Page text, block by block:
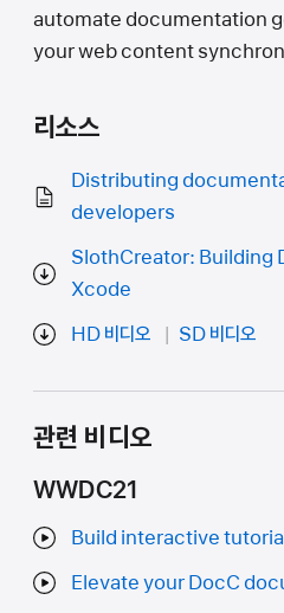
automate documentation
your web content
리소스
Distributing
developers
SlothCreator: Building
Xcode
HD 비디오
SD 비디오
관련 비디오
WWDC21
Build interactive
Elevate your DocC